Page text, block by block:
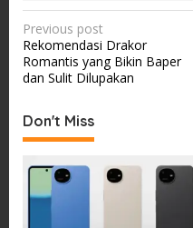
P
o
s
n
v
Previous post
Rekomendasi Drakor
Romantis yang Bikin Baper
dan Sulit Dilupakan
Don't Miss